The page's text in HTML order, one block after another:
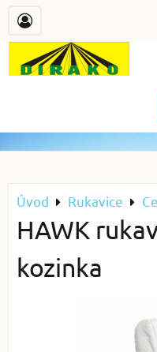
Úvod Rukavice
HAWK
kozinka